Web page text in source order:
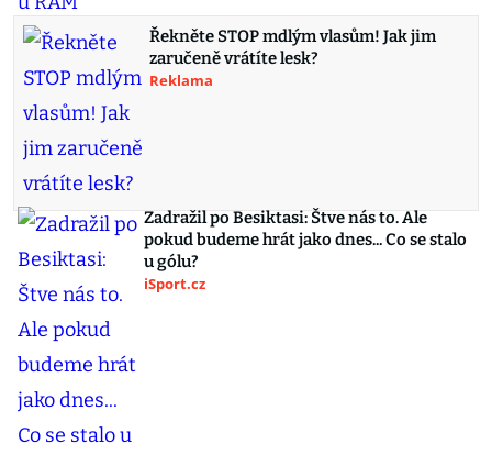
Řekněte STOP mdlým vlasům! Jak jim
zaručeně vrátíte lesk?
Reklama
Zadražil po Besiktasi: Štve nás to. Ale
pokud budeme hrát jako dnes... Co se stalo
u gólu?
iSport.cz